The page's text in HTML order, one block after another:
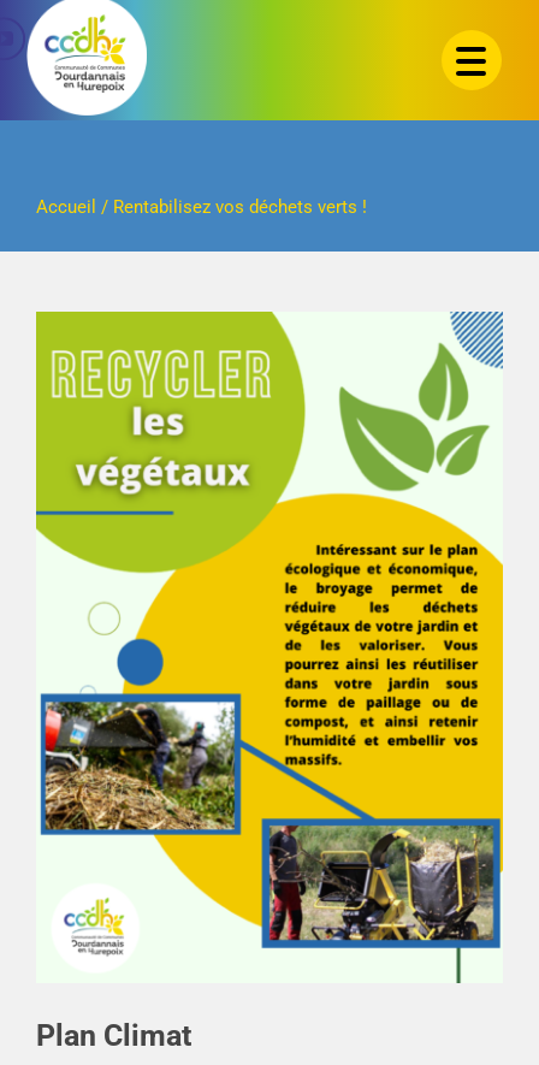
Passer
contenu
Accueil / Rentabilisez vos déchets verts !
Plan Climat